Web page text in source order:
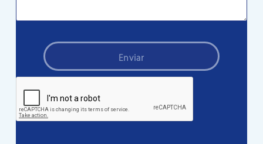
Enviar